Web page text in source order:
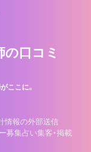
口コミ
ここに。
情報の外部送信
募集占い集客・掲載